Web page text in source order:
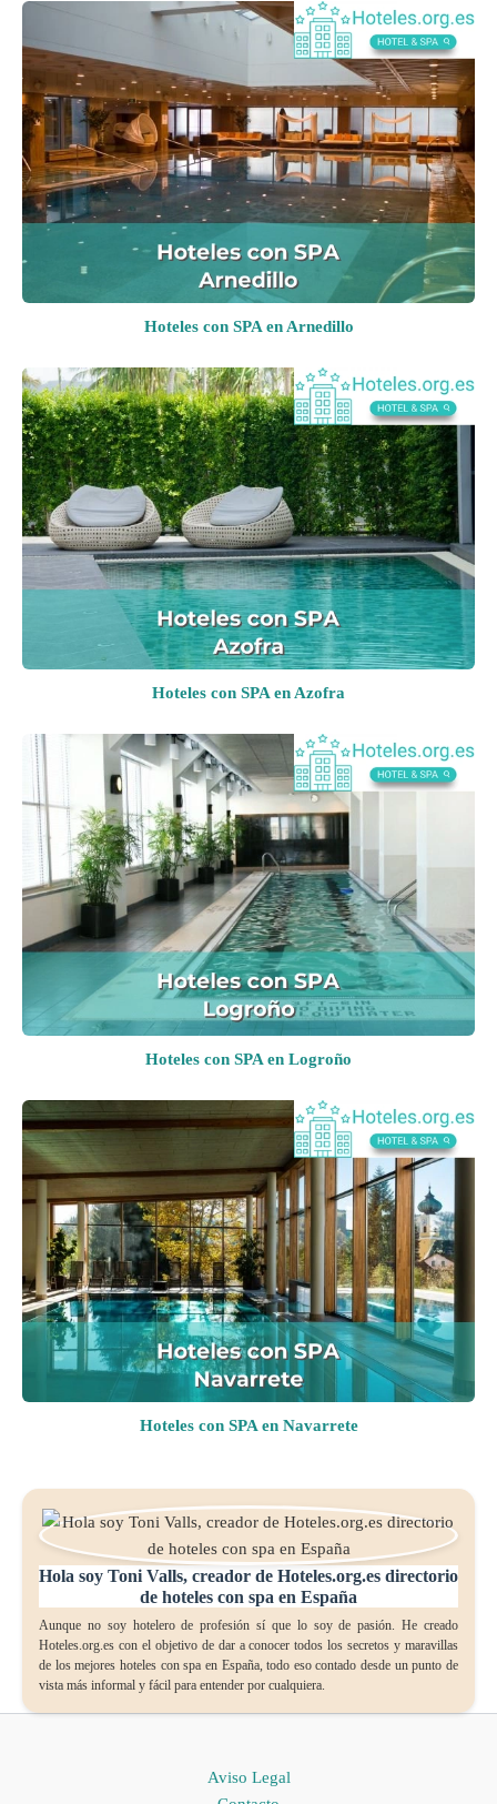
Hoteles con SPA en Arnedillo
Hoteles con SPA en Azofra
Hoteles con SPA en Logroño
Hoteles con SPA en Navarrete
Hola soy Toni Valls, creador de Hoteles.org.es directorio
de hoteles con spa en España
Aunque no soy hotelero de profesión sí que lo soy de pasión. He creado
Hoteles.org.es con el objetivo de dar a conocer todos los secretos y maravillas
de los mejores hoteles con spa en España, todo eso contado desde un punto de
vista más informal y fácil para entender por cualquiera.
Aviso Legal